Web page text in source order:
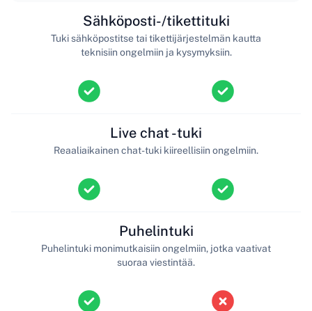
Sähköposti-/tikettituki
Tuki sähköpostitse tai tikettijärjestelmän kautta
teknisiin ongelmiin ja kysymyksiin.
Live chat -tuki
Reaaliaikainen chat-tuki kiireellisiin ongelmiin.
Puhelintuki
Puhelintuki monimutkaisiin ongelmiin, jotka vaativat
suoraa viestintää.